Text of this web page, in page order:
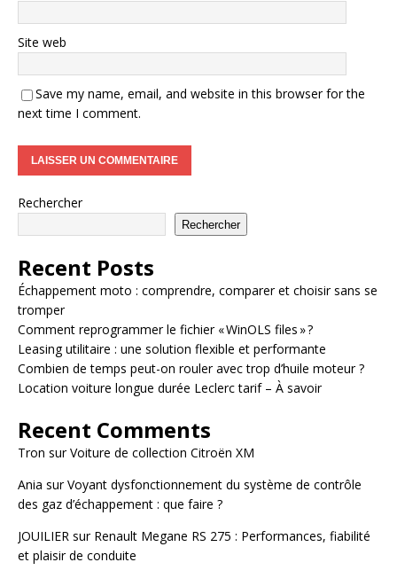
Site web
Save my name, email, and website in this browser for the
next time I comment.
Rechercher
Rechercher
Recent Posts
Échappement moto : comprendre, comparer et choisir sans se
tromper
Comment reprogrammer le fichier « WinOLS files » ?
Leasing utilitaire : une solution flexible et performante
Combien de temps peut-on rouler avec trop d’huile moteur ?
Location voiture longue durée Leclerc tarif – À savoir
Recent Comments
Tron surVoiture de collection Citroën XM
Ania surVoyant dysfonctionnement du système de contrôle
des gaz d’échappement : que faire ?
JOUILIER sur Renault Megane RS 275 : Performances, fiabilité
et plaisir de conduite